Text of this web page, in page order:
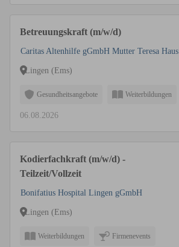
Betreuungskraft (m/w/d)
Caritas Altenhilfe gGmbH Mutter Teresa Haus
Lingen (Ems)
Gesundheitsangebote Weiterbildungen
06.08.2026
Kodierfachkraft (m/w/d) -
Teilzeit/Vollzeit
Bonifatius Hospital Lingen gGmbH
Lingen (Ems)
Weiterbildungen Firmenevents